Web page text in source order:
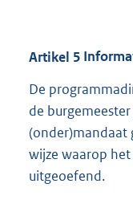
Artikel 5
De
de
(onder)mandaat
wijze waarop
uitgeoefend.